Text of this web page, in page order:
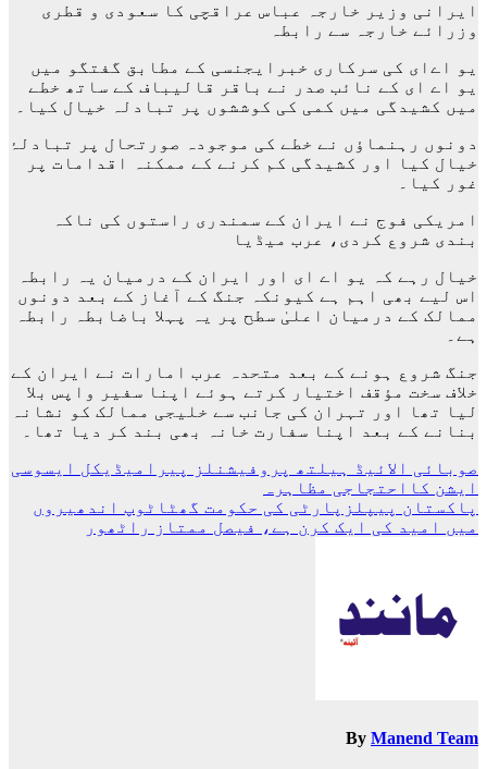
ایرانی وزیر خارجہ عباس عراقچی کا سعودی و قطری
وزرائے خارجہ سے رابطہ
یو اےای کی سرکاری خبرایجنسی کے مطابق گفتگو میں
یو اے ای کے نائب صدر نے باقر قالیباف کے ساتھ خطے
میں کشیدگی میں کمی کی کوششوں پر تبادلہ خیال کیا۔
دونوں رہنماؤں نے خطے کی موجودہ صورتحال پر تبادلۂ
خیال کیا اور کشیدگی کم کرنے کے ممکنہ اقدامات پر
غور کیا۔
امریکی فوج نے ایران کے سمندری راستوں کی ناکہ
بندی شروع کردی، عرب میڈیا
خیال رہے کہ یو اے ای اور ایران کے درمیان یہ رابطہ
اس لیے بھی اہم ہے کیونکہ جنگ کے آغاز کے بعد دونوں
ممالک کے درمیان اعلیٰ سطح پر یہ پہلا باضابطہ رابطہ
ہے۔
جنگ شروع ہونے کے بعد متحدہ عرب امارات نے ایران کے
خلاف سخت مؤقف اختیار کرتے ہوئے اپنا سفیر واپس بلا
لیا تھا اور تہران کی جانب سے خلیجی ممالک کو نشانہ
بنانے کے بعد اپنا سفارت خانہ بھی بند کر دیا تھا۔
پوسٹوں
کی
نیویگیشن
صوبائی الائیڈ ہیلتھ پروفیشنلز پیرامیڈیکل ایسوسی
ایشن کااحتجاجی مظاہرہ
پاکستان پیپلزپارٹی کی حکومت گھٹاٹوپ اندھیروں
میں امید کی ایک کرن ہے، فیصل ممتاز راٹھور
By Manend Team